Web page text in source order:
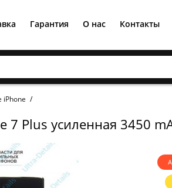
Гарантия О нас Контакты
iPhone
7 Plus усиленная 3450